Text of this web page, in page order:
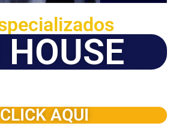
HOUSE
CLICK AQUI